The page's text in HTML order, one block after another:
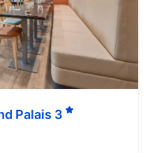
Palais 3